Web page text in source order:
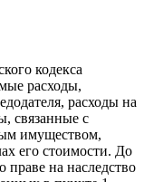
кодекса
расходы,
расходы на
связанные с
имуществом,
его стоимости. До
праве на наследство